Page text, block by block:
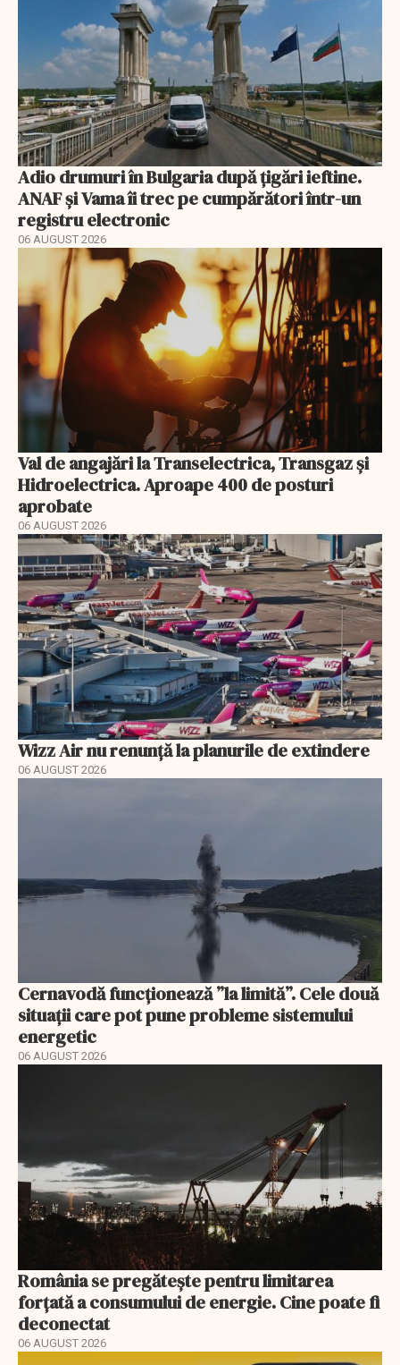
Adio drumuri în Bulgaria după țigări ieftine.
ANAF și Vama îi trec pe cumpărători într-un
registru electronic
06 AUGUST 2026
Val de angajări la Transelectrica, Transgaz și
Hidroelectrica. Aproape 400 de posturi
aprobate
06 AUGUST 2026
Wizz Air nu renunță la planurile de extindere
06 AUGUST 2026
Cernavodă funcționează ”la limită”. Cele două
situații care pot pune probleme sistemului
energetic
06 AUGUST 2026
România se pregătește pentru limitarea
forțată a consumului de energie. Cine poate fi
deconectat
06 AUGUST 2026